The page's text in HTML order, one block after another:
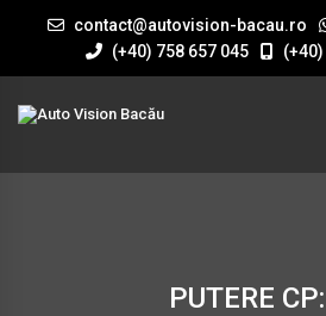
contact@autovision-bacau.ro
(+40) 758 657 045
PUTERE